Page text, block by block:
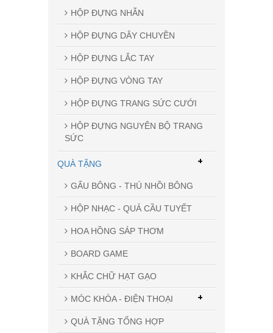
HỘP ĐỰNG NHẪN
HỘP ĐỰNG DÂY CHUYỀN
HỘP ĐỰNG LẮC TAY
HỘP ĐỰNG VÒNG TAY
HỘP ĐỰNG TRANG SỨC CƯỚI
HỘP ĐỰNG NGUYÊN BỘ TRANG
SỨC
QUÀ TẶNG
GẤU BÔNG - THÚ NHỒI BÔNG
HỘP NHẠC - QUẢ CẦU TUYẾT
HOA HỒNG SÁP THƠM
BOARD GAME
KHẮC CHỮ HẠT GẠO
MÓC KHÓA - ĐIỆN THOẠI +
QUÀ TẶNG TỔNG HỢP
+